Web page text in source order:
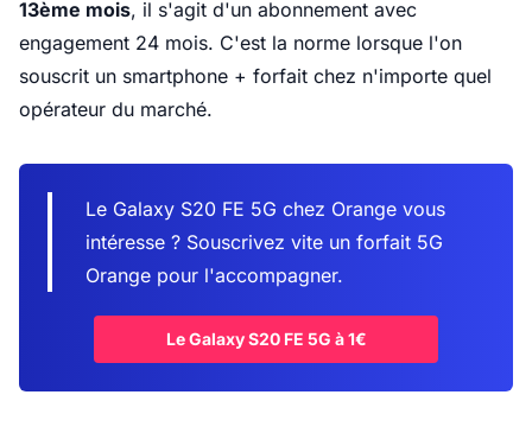
13ème mois, il s'agit d'un abonnement avec
engagement 24 mois. C'est la norme lorsque l'on
souscrit un smartphone + forfait chez n'importe quel
opérateur du marché.
Le Galaxy S20 FE 5G chez Orange vous
intéresse ? Souscrivez vite un forfait 5G
Orange pour l'accompagner.
Le Galaxy S20 FE 5G à 1€